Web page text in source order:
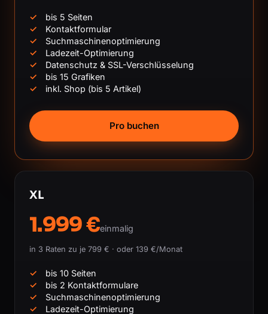
bis 5 Seiten
Kontaktformular
Suchmaschinenoptimierung
Ladezeit-Optimierung
Datenschutz & SSL-Verschlüsselung
bis 15 Grafiken
inkl. Shop (bis 5 Artikel)
Pro buchen
XL
1.999 €einmalig
in 3 Raten zu je 799 € · oder 139 €/Monat
bis 10 Seiten
bis 2 Kontaktformulare
Suchmaschinenoptimierung
Ladezeit-Optimierung